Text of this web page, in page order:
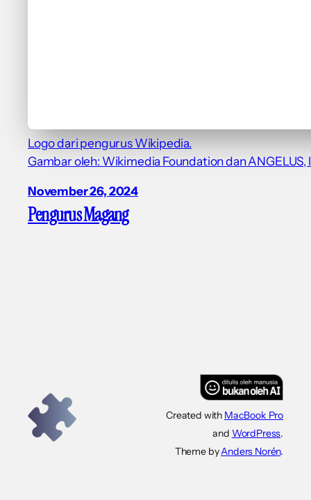
Logo dari pengurus Wikipedia.
Gambar oleh: Wikimedia Foundation dan ANGELUS,
November 26, 2024
Pengurus Magang
Created with MacBook Pro
and WordPress.
Theme byAnders Norén.